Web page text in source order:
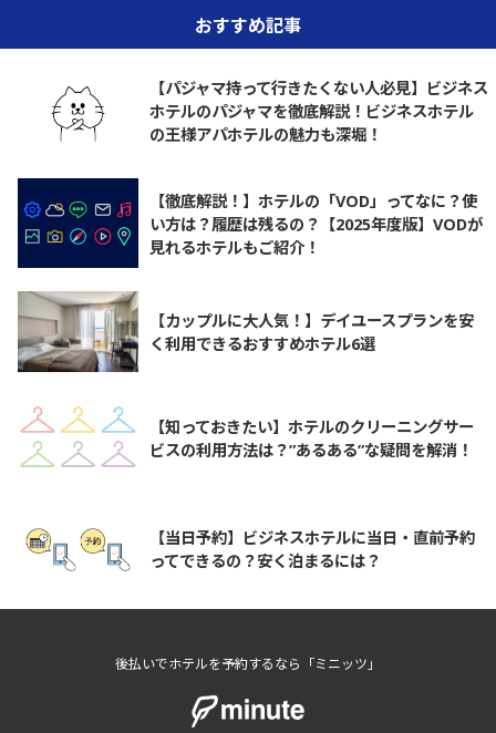
おすすめ記事
【パジャマ持って行きたくない人必見】ビジネス
ホテルのパジャマを徹底解説！ビジネスホテル
の王様アパホテルの魅力も深堀！
【徹底解説！】ホテルの「VOD」ってなに？使
い方は？履歴は残るの？【2025年度版】VODが
見れるホテルもご紹介！
【カップルに大人気！】デイユースプランを安
く利用できるおすすめホテル6選
【知っておきたい】ホテルのクリーニングサー
ビスの利用方法は？”あるある”な疑問を解消！
【当日予約】ビジネスホテルに当日・直前予約
ってできるの？安く泊まるには？
後払いでホテルを予約するなら「ミニッツ」